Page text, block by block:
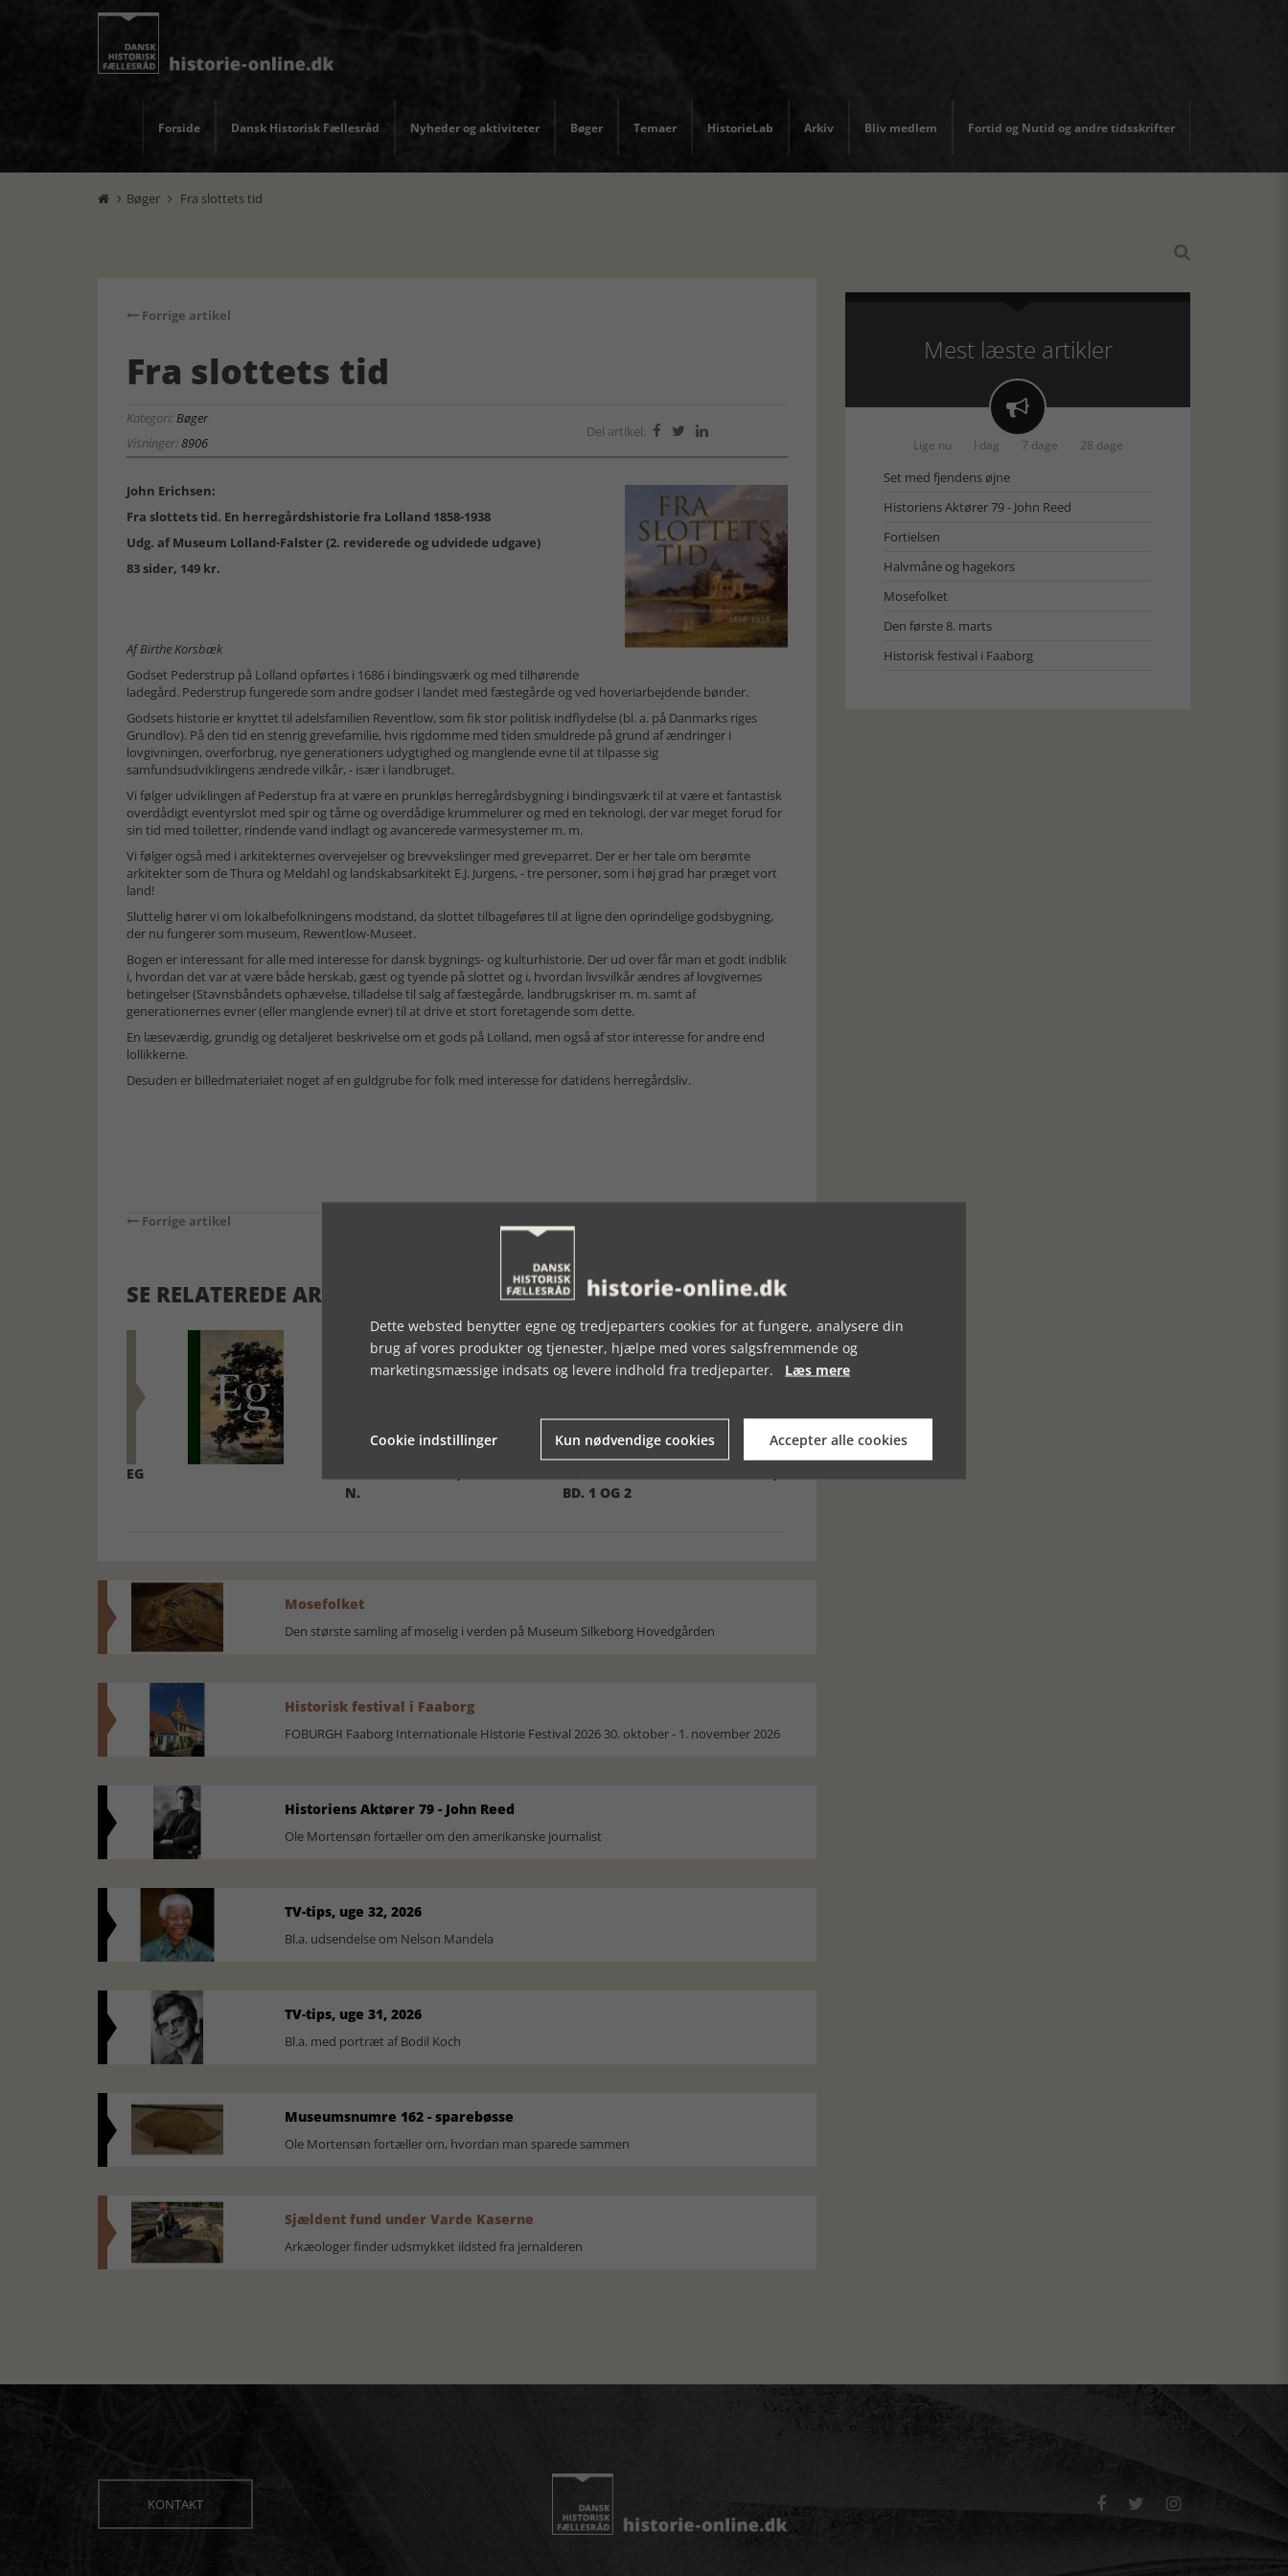
Forside Dansk Historisk Fællesråd Nyheder og aktiviteter Bøger Temaer HistorieLab Arkiv Bliv medlem Fortid og Nutid og andre tidsskrifter
 Bøger  Fra slottets tid

Forrige artikel
Fra slottets tid
Kategori:Bøger
Visninger:8906
Del artikel:   
John Erichsen:
Fra slottets tid. En herregårdshistorie fra Lolland 1858-1938
Udg. afMuseum Lolland-Falster(2. reviderede og udvidede udgave)
83 sider, 149 kr.
Af Birthe Korsbæk
Godset Pederstrup på Lolland opførtes i 1686 i bindingsværk og med tilhørende
ladegård. Pederstrup fungerede som andre godser i landet med fæstegårde og ved hoveriarbejdende bønder.
Godsets historie er knyttet til adelsfamilien Reventlow, som fik stor politisk indflydelse (bl. a. på Danmarks riges
Grundlov). På den tid en stenrig grevefamilie, hvis rigdomme med tiden smuldrede på grund af ændringer i
lovgivningen, overforbrug, nye generationers udygtighed og manglende evne til at tilpasse sig
samfundsudviklingens ændrede vilkår, - især i landbruget.
Vi følger udviklingen af Pederstup fra at være en prunkløs herregårdsbygning i bindingsværk til at være et fantastisk
overdådigt eventyrslot med spir og tårne og overdådige krummelurer og med en teknologi, der var meget forud for
sin tid med toiletter, rindende vand indlagt og avancerede varmesystemer m. m.
Vi følger også med i arkitekternes overvejelser og brevvekslinger med greveparret. Der er her tale om berømte
arkitekter som de Thura og Meldahl og landskabsarkitekt E.J. Jurgens, - tre personer, som i høj grad har præget vort
land!
Sluttelig hører vi om lokalbefolkningens modstand, da slottet tilbageføres til at ligne den oprindelige godsbygning,
der nu fungerer som museum, Rewentlow-Museet.
Bogen er interessant for alle med interesse for dansk bygnings- og kulturhistorie. Der ud over får man et godt indblik
i, hvordan det var at være både herskab, gæst og tyende på slottet og i, hvordan livsvilkår ændres af lovgivernes
betingelser (Stavnsbåndets ophævelse, tilladelse til salg af fæstegårde, landbrugskriser m. m. samt af
generationernes evner (eller manglende evner) til at drive et stort foretagende som dette.
En læseværdig, grundig og detaljeret beskrivelse om et gods på Lolland, men også af stor interesse for andre end
lollikkerne.
Desuden er billedmaterialet noget af en guldgrube for folk med interesse for datidens herregårdsliv.
Forrige artikel
SE RELATEREDE ARTIKLER
EG
N.
BD. 1 OG 2
Mosefolket
Den største samling af moselig i verden på Museum Silkeborg Hovedgården
Historisk festival i Faaborg
FOBURGH Faaborg Internationale Historie Festival 2026 30. oktober - 1. november 2026
Historiens Aktører 79 - John Reed
Ole Mortensøn fortæller om den amerikanske journalist
TV-tips, uge 32, 2026
Bl.a. udsendelse om Nelson Mandela
TV-tips, uge 31, 2026
Bl.a. med portræt af Bodil Koch
Museumsnumre 162 - sparebøsse
Ole Mortensøn fortæller om, hvordan man sparede sammen
Sjældent fund under Varde Kaserne
Arkæologer finder udsmykket ildsted fra jernalderen
Mest læste artikler

Lige nu I dag 7 dage 28 dage
Set med fjendens øjne
Historiens Aktører 79 - John Reed
Fortielsen
Halvmåne og hagekors
Mosefolket
Den første 8. marts
Historisk festival i Faaborg
KONTAKT   
Dette websted benytter egne og tredjeparters cookies for at fungere, analysere din
brug af vores produkter og tjenester, hjælpe med vores salgsfremmende og
marketingsmæssige indsats og levere indhold fra tredjeparter. Læs mere
Cookie indstillinger Kun nødvendige cookies Accepter alle cookies